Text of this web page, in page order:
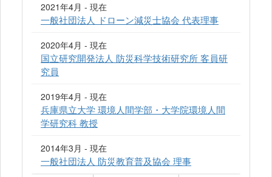
2021年4月 - 現在
一般社団法人 ドローン減災士協会 代表理事
2020年4月 - 現在
国立研究開発法人 防災科学技術研究所 客員研
究員
2019年4月 - 現在
兵庫県立大学 環境人間学部・大学院環境人間
学研究科 教授
2014年3月 - 現在
一般社団法人 防災教育普及協会 理事